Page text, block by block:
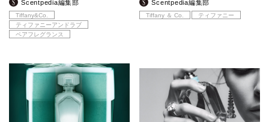
Scentpedia編集部
Tiffany&Co.
ティファニーアンドラブ
ペアフレグランス
Scentpedia編集部
Tiffany ＆ Co. ティファニー